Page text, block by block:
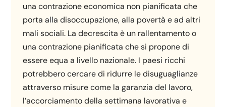
una contrazione economica non pianificata che
porta alla disoccupazione, alla povertà e ad altri
mali sociali. La decrescita è un rallentamento o
una contrazione pianificata che si propone di
essere equa a livello nazionale. I paesi ricchi
potrebbero cercare di ridurre le disuguaglianze
attraverso misure come la garanzia del lavoro,
l’accorciamento della settimana lavorativa e